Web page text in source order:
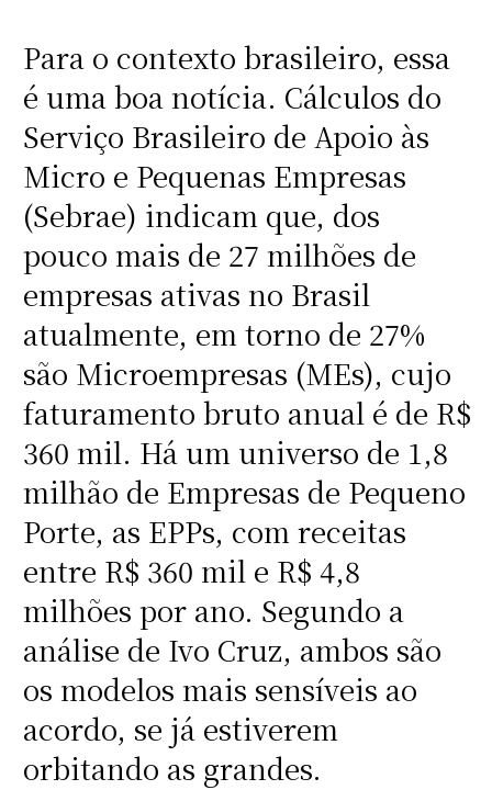
Para o contexto brasileiro, essa
é uma boa notícia. Cálculos do
Serviço Brasileiro de Apoio às
Micro e Pequenas Empresas
(Sebrae) indicam que, dos
pouco mais de 27 milhões de
empresas ativas no Brasil
atualmente, em torno de 27%
são Microempresas (MEs), cujo
faturamento bruto anual é de R$
360 mil. Há um universo de 1,8
milhão de Empresas de Pequeno
Porte, as EPPs, com receitas
entre R$ 360 mil e R$ 4,8
milhões por ano. Segundo a
análise de Ivo Cruz, ambos são
os modelos mais sensíveis ao
acordo, se já estiverem
orbitando as grandes.